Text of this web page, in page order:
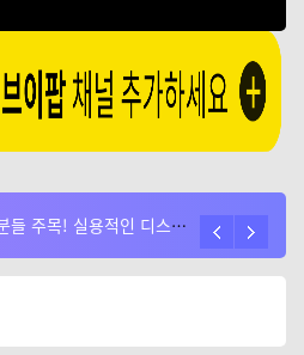
제주도 자영업자분들 주목! 실용적인 디스플레이 활용 방법과 효과 알아보기